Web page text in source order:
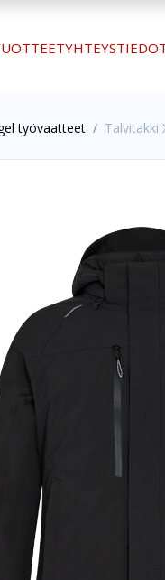
työvaatteet Talvitakki